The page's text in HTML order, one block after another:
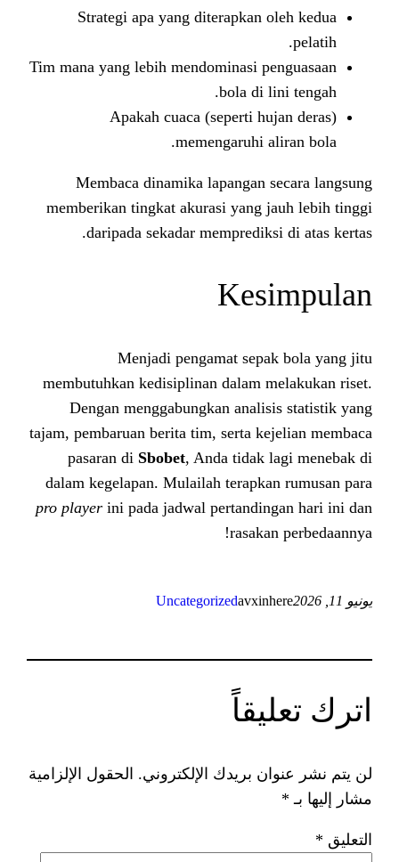
Strategi apa yang diterapkan
Tim mana yang lebih mendominasi
Apakah cuaca (seperti
Membaca dinamika
memberikan tingkat akurasi
daripada sekadar
Menjadi pengamat
membutuhkan kedisiplinan dalam
Dengan menggabungkan
tajam, pembaruan berita tim, serta
pasaran diSbobet, Anda
dalam kegelapan. Mulailah
pro playerini pada jadwal
Uncategorized
بريدك الإلكتروني. الحقول الإلزامية